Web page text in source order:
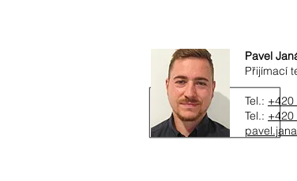
Pavel
Přijímací
Tel.: +420
Tel.: +420